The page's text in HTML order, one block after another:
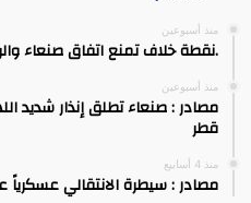
منذ أسبوعين
.نقطة خلاف تمنع اتفاق صنعاء
منذ أسبوعين
مصادر : صنعاء تطلق إنذار شديد
قطر
منذ 4 أسابيع
مصادر : سيطرة الانتقالي